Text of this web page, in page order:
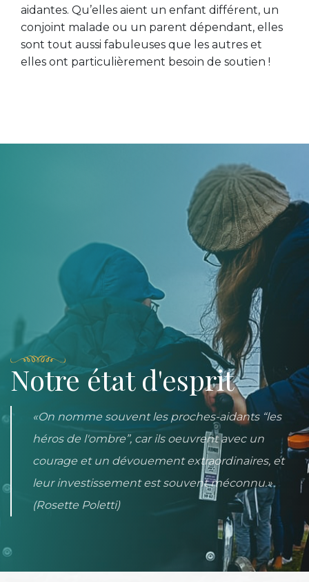
aidantes. Qu’elles aient un enfant différent, un
conjoint malade ou un parent dépendant, elles
sont tout aussi fabuleuses que les autres et
elles ont particulièrement besoin de soutien !
Notre état d'esprit
On nomme souvent les proches-aidants “les
héros de l'ombre”, car ils oeuvrent avec un
courage et un dévouement extraordinaires, et
leur investissement est souvent méconnu.
(Rosette Poletti)